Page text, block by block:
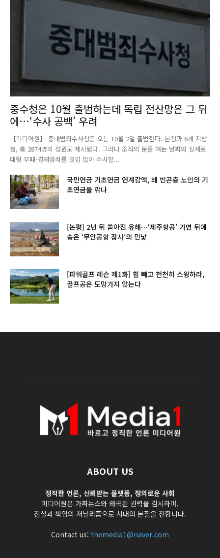
중수청은 10월 출범하는데 독립 전산망은 그 뒤
에…‘수사 공백’ 우려
【미디어원】 중대범죄수사청은 오는 10월 2일 출범한다. 본청과 6개 지방
청, 총 2874명의 정원도 제시됐다. 그러나 조직의 문을 여는 날짜와 실제로
대형 부패·경제범죄를 끊김 없이 수사할...
국민연금 기초연금 연계감액, 왜 빈곤층 노인의 기
초연금을 깎나
[논평] 2년 뒤 쏟아진 유해…‘제주항공’ 가면 뒤에
숨은 ‘무안공항 참사’의 민낯
[파워골프 레슨 제1화] 힘 빼고 천천히 스윙하라,
골프공은 도망가지 않는다
ABOUT US
정직한 언론, 신뢰받는 플랫폼, 정의로운 사회
미디어원은 가짜뉴스와 왜곡된 권력을 감시하며,
진실과 책임의 저널리즘으로 시대의 본질을 전합니다.
Contact us: themedia1@naver.com